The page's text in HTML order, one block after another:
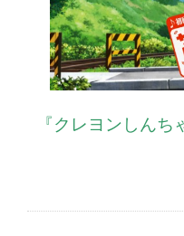
『クレヨンしん